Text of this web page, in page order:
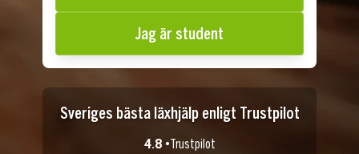
Jag är student
Sveriges bästa läxhjälp enligt Trustpilot
4.8 •Trustpilot